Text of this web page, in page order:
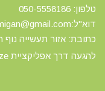
טלפון: 0 50-5558186
דוא"ל:yermigan@gmail.com
כתובת: אזור תעשייה נוף
להגעה דרך אפליקציית waze